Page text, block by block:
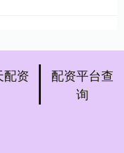
配资
配资平台查
询